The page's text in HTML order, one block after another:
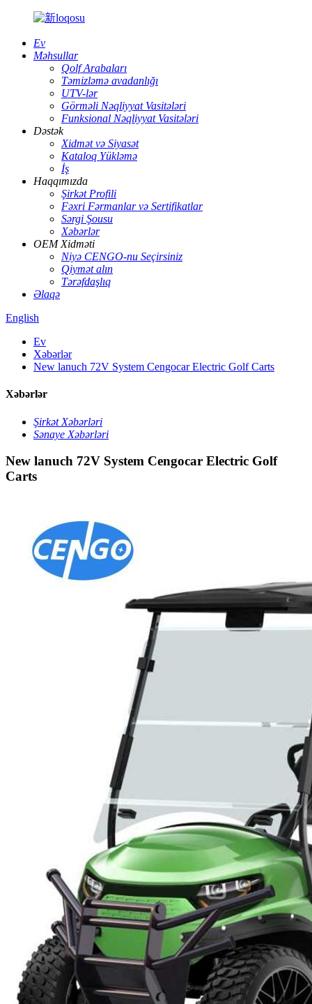
Ev
Məhsullar
Qolf Arabaları
Təmizləmə avadanlığı
UTV-lər
Görməli Nəqliyyat Vasitələri
Funksional Nəqliyyat Vasitələri
Dəstək
Xidmət və Siyasət
Kataloq Yükləmə
İş
Haqqımızda
Şirkət Profili
Fəxri Fərmanlar və Sertifikatlar
Sərgi Şousu
Xəbərlər
OEM Xidməti
Niyə CENGO-nu Seçirsiniz
Qiymət alın
Tərəfdaşlıq
Əlaqə
English
Ev
Xəbərlər
New lanuch 72V System Cengocar Electric Golf Carts
Xəbərlər
Şirkət Xəbərləri
Sənaye Xəbərləri
New lanuch 72V System Cengocar Electric Golf
Carts